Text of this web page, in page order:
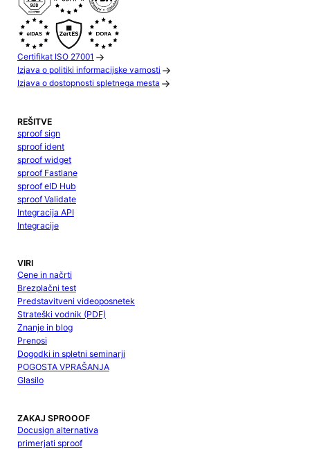
Certifikat ISO 27001
Izjava o politiki informacijske varnosti
Izjava o dostopnosti spletnega mesta
REŠITVE
sproof sign
sproof ident
sproof widget
sproof Fastlane
sproof eID Hub
sproof Validate
Integracija API
Integracije
VIRI
Cene in načrti
Brezplačni test
Predstavitveni videoposnetek
Strateški vodnik (PDF)
Znanje in blog
Prenosi
Dogodki in spletni seminarji
POGOSTA VPRAŠANJA
Glasilo
ZAKAJ SPROOOF
Docusign alternativa
primerjati sproof